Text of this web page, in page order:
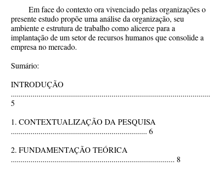
Em face do contexto ora vivenciado pelas organizações o
presente estudo propõe uma análise da organização, seu
ambiente e estrutura de trabalho como alicerce para a
implantação de um setor de recursos humanos que consolide a
empresa no mercado.
Sumário:
INTRODUÇÃO
5
1. CONTEXTUALIZAÇÃO DA PESQUISA
..................................................................... 6
2. FUNDAMENTAÇÃO TEÓRICA
................................................................................... 8